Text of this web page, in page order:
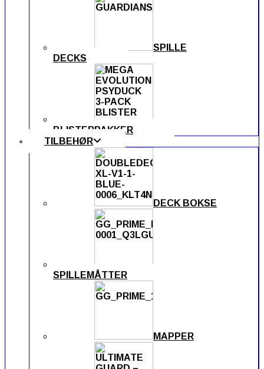
SPILLE
DECKS
BLISTERPAKKER
TILBEHØR
DECK BOKSE
SPILLEMÅTTER
MAPPER